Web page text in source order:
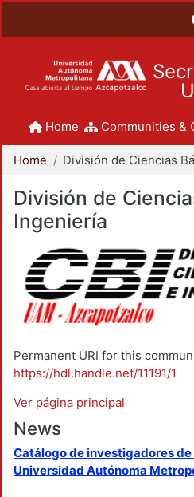
Home Communities &
Home
División de
Ingeniería
Permanent URI for this
https://hdl.handle.net/11191/1
Ver página principal
News
Catálogo de investigadores de
Universidad Autónoma